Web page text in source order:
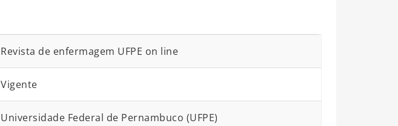
Revista de enfermagem UFPE on line
Vigente
Universidade Federal de Pernambuco (UFPE)